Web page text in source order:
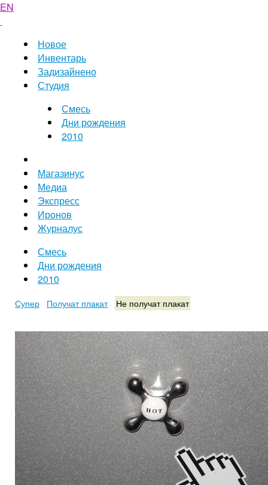
EN
Новое
Инвентарь
Задизайнено
Студия
Смесь
Дни рождения
2010
Магазинус
Медиа
Экспресс
Иронов
Журналус
Смесь
Дни рождения
2010
Супер Получат плакат Не получат плакат